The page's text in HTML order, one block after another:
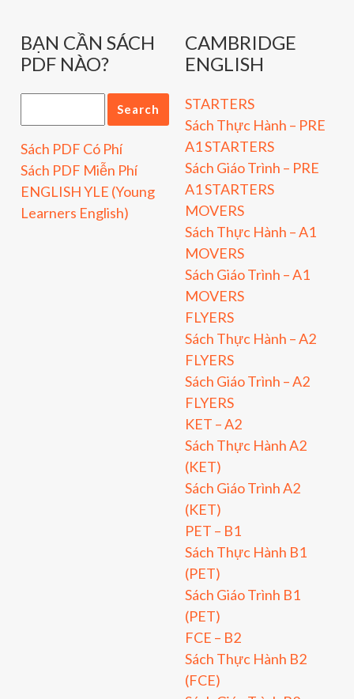
BẠN CẦN SÁCH
PDF NÀO?
Sách PDF Có Phí
Sách PDF Miễn Phí
ENGLISH YLE (Young
Learners English)
CAMBRIDGE
ENGLISH
STARTERS
Sách Thực Hành – PRE
A1 STARTERS
Sách Giáo Trình – PRE
A1 STARTERS
MOVERS
Sách Thực Hành – A1
MOVERS
Sách Giáo Trình – A1
MOVERS
FLYERS
Sách Thực Hành – A2
FLYERS
Sách Giáo Trình – A2
FLYERS
KET – A2
Sách Thực Hành A2
(KET)
Sách Giáo Trình A2
(KET)
PET – B1
Sách Thực Hành B1
(PET)
Sách Giáo Trình B1
(PET)
FCE – B2
Sách Thực Hành B2
(FCE)